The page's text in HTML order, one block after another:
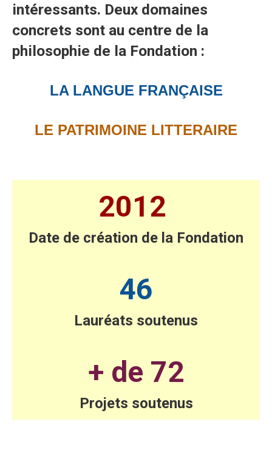
intéressants. Deux domaines
concrets sont au centre de la
philosophie de la Fondation :
LA LANGUE FRANÇAISE
LE PATRIMOINE LITTERAIRE
2012
Date de création de la Fondation
46
Lauréats soutenus
+ de 72
Projets soutenus